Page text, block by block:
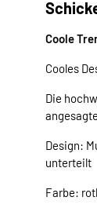
Coole
Cooles
Die
Design:
unterteilt
Farbe: